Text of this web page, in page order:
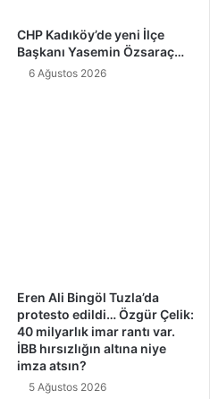
CHP Kadıköy’de yeni İlçe
Başkanı Yasemin Özsaraç…
6 Ağustos 2026
Eren Ali Bingöl Tuzla’da
protesto edildi… Özgür Çelik:
40 milyarlık imar rantı var.
İBB hırsızlığın altına niye
imza atsın?
5 Ağustos 2026